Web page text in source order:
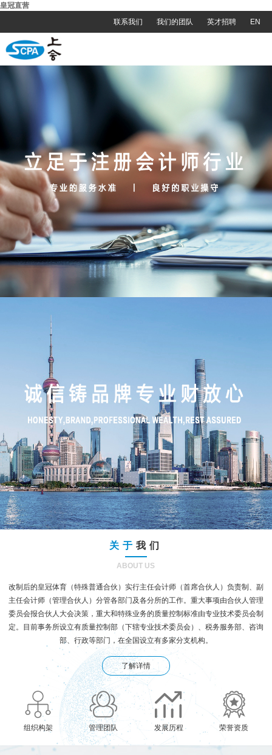
皇冠直营
联系我们
我们的团队 英才招聘 EN
关于 我们
ABOUT US
改制后的皇冠体育（特殊普通合伙）实行主任会计师（首席合伙人）负责制、副
主任会计师（管理合伙人）分管各部门及各分所的工作。重大事项由合伙人管理
委员会报合伙人大会决策，重大和特殊业务的质量控制标准由专业技术委员会制
定。目前事务所设立有质量控制部（下辖专业技术委员会）、税务服务部、咨询
部、行政等部门，在全国设立有多家分支机构。
了解详情
组织构架 管理团队 发展历程 荣誉资质